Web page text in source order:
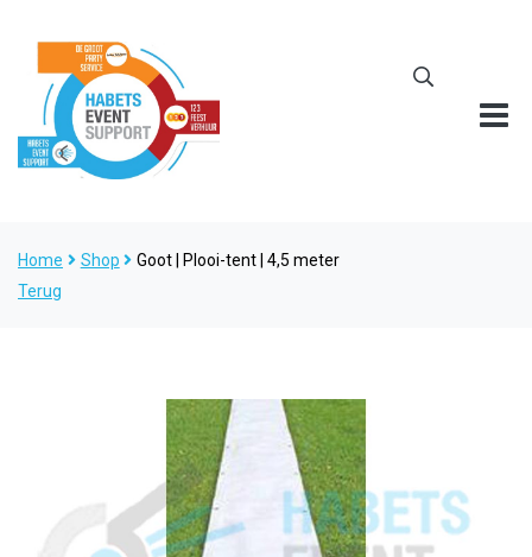
Home Shop
Goot | Plooi-tent | 4,5 meter
Terug